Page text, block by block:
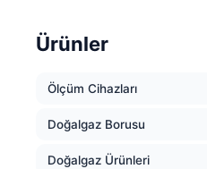
Ürünler
Ölçüm Cihazları
Doğalgaz Borusu
Doğalgaz Ürünleri